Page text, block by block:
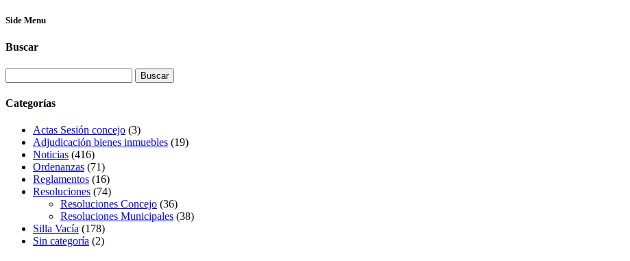
Side Menu
Buscar
Categorías
Actas Sesión concejo (3)
Adjudicación bienes inmuebles (19)
Noticias (416)
Ordenanzas (71)
Reglamentos (16)
Resoluciones (74)
Resoluciones Concejo (36)
Resoluciones Municipales (38)
Silla Vacía (178)
Sin categoría (2)